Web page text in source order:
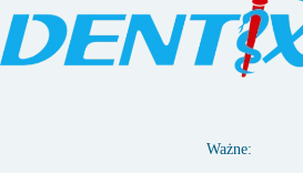
Ważne: